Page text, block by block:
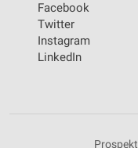
Facebook
Twitter
Instagram
LinkedIn